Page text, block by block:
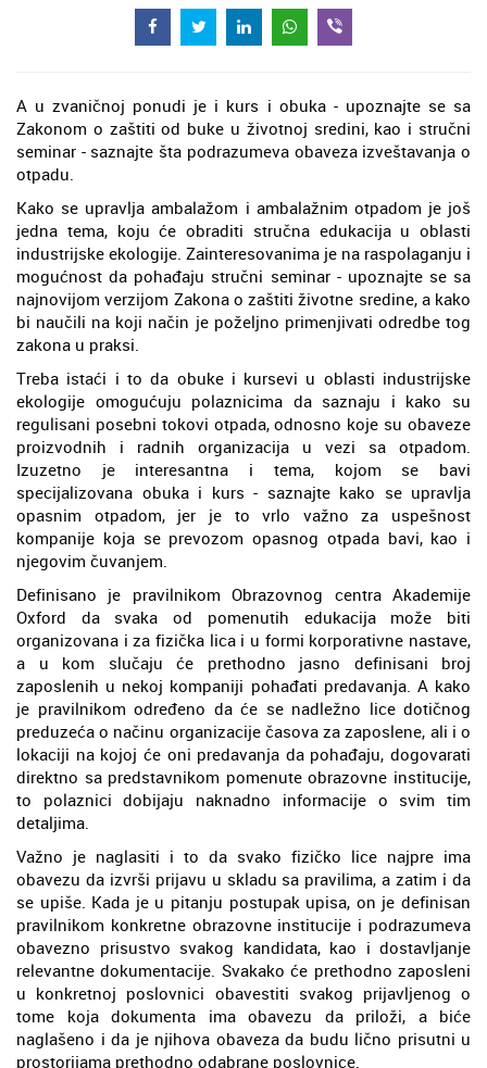
A u zvaničnoj ponudi je i kurs i obuka - upoznajte se sa
Zakonom o zaštiti od buke u životnoj sredini, kao i stručni
seminar - saznajte šta podrazumeva obaveza izveštavanja o
otpadu.
Kako se upravlja ambalažom i ambalažnim otpadom je još
jedna tema, koju će obraditi stručna edukacija u oblasti
industrijske ekologije. Zainteresovanima je na raspolaganju i
mogućnost da pohađaju stručni seminar - upoznajte se sa
najnovijom verzijom Zakona o zaštiti životne sredine, a kako
bi naučili na koji način je poželjno primenjivati odredbe tog
zakona u praksi.
Treba istaći i to da obuke i kursevi u oblasti industrijske
ekologije omogućuju polaznicima da saznaju i kako su
regulisani posebni tokovi otpada, odnosno koje su obaveze
proizvodnih i radnih organizacija u vezi sa otpadom.
Izuzetno je interesantna i tema, kojom se bavi
specijalizovana obuka i kurs - saznajte kako se upravlja
opasnim otpadom, jer je to vrlo važno za uspešnost
kompanije koja se prevozom opasnog otpada bavi, kao i
njegovim čuvanjem.
Definisano je pravilnikom Obrazovnog centra Akademije
Oxford da svaka od pomenutih edukacija može biti
organizovana i za fizička lica i u formi korporativne nastave,
a u kom slučaju će prethodno jasno definisani broj
zaposlenih u nekoj kompaniji pohađati predavanja. A kako
je pravilnikom određeno da će se nadležno lice dotičnog
preduzeća o načinu organizacije časova za zaposlene, ali i o
lokaciji na kojoj će oni predavanja da pohađaju, dogovarati
direktno sa predstavnikom pomenute obrazovne institucije,
to polaznici dobijaju naknadno informacije o svim tim
detaljima.
Važno je naglasiti i to da svako fizičko lice najpre ima
obavezu da izvrši prijavu u skladu sa pravilima, a zatim i da
se upiše. Kada je u pitanju postupak upisa, on je definisan
pravilnikom konkretne obrazovne institucije i podrazumeva
obavezno prisustvo svakog kandidata, kao i dostavljanje
relevantne dokumentacije. Svakako će prethodno zaposleni
u konkretnoj poslovnici obavestiti svakog prijavljenog o
tome koja dokumenta ima obavezu da priloži, a biće
naglašeno i da je njihova obaveza da budu lično prisutni u
prostorijama prethodno odabrane poslovnice.